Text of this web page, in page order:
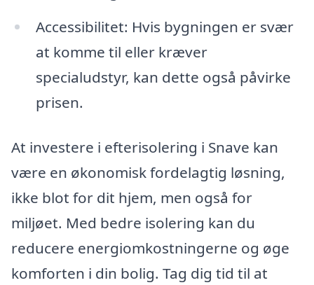
Accessibilitet: Hvis bygningen er svær
at komme til eller kræver
specialudstyr, kan dette også påvirke
prisen.
At investere i efterisolering i Snave kan
være en økonomisk fordelagtig løsning,
ikke blot for dit hjem, men også for
miljøet. Med bedre isolering kan du
reducere energiomkostningerne og øge
komforten i din bolig. Tag dig tid til at